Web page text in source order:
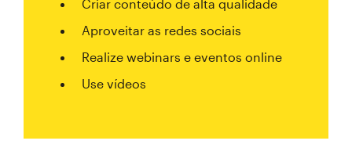
Criar conteúdo de alta qualidade
Aproveitar as redes sociais
Realize webinars e eventos online
Use vídeos